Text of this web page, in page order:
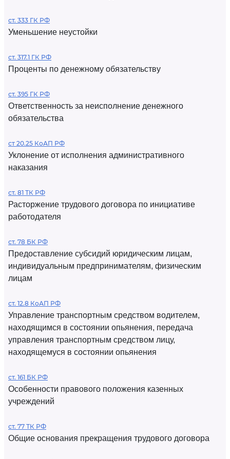
ст. 333 ГК РФ
Уменьшение неустойки
ст. 317.1 ГК РФ
Проценты по денежному обязательству
ст. 395 ГК РФ
Ответственность за неисполнение денежного
обязательства
ст 20.25 КоАП РФ
Уклонение от исполнения административного
наказания
ст. 81 ТК РФ
Расторжение трудового договора по инициативе
работодателя
ст. 78 БК РФ
Предоставление субсидий юридическим лицам,
индивидуальным предпринимателям, физическим
лицам
ст. 12.8 КоАП РФ
Управление транспортным средством водителем,
находящимся в состоянии опьянения, передача
управления транспортным средством лицу,
находящемуся в состоянии опьянения
ст. 161 БК РФ
Особенности правового положения казенных
учреждений
ст. 77 ТК РФ
Общие основания прекращения трудового договора